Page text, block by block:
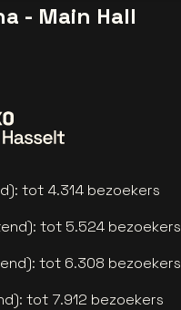
- Main Hall
van Trixxo Arena
tot 4.314 bezoekers
tot 5.524 bezoekers
tot 6.308 bezoekers
tot 7.912 bezoekers